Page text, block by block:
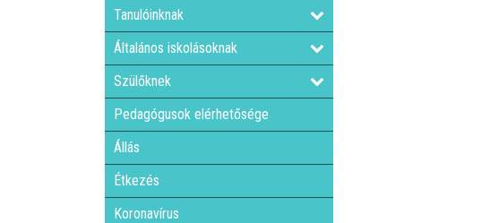
Tanulóinknak
Általános iskolásoknak
Szülőknek
Pedagógusok elérhetősége
Állás
Étkezés
Koronavírus